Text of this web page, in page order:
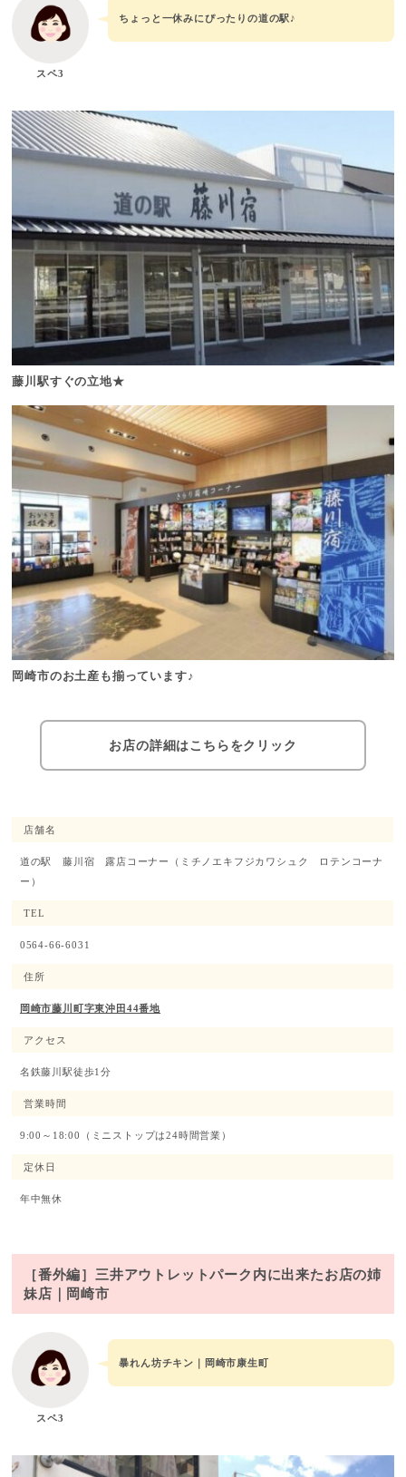
スペ3
ちょっと一休みにぴったりの道の駅♪
藤川駅すぐの立地★
岡崎市のお土産も揃っています♪
お店の詳細はこちらをクリック
店舗名
道の駅 藤川宿 露店コーナー
（ミチノエキフジカワシュク ロテンコーナ
ー）
TEL
0564-66-6031
住所
岡崎市藤川町字東沖田44番地
アクセス
名鉄藤川駅徒歩1分
営業時間
9:00～18:00（ミニストップは24時間営業）
定休日
年中無休
［番外編］三井アウトレットパーク内に出来たお店の姉
妹店｜岡崎市
スペ3
暴れん坊チキン｜岡崎市康生町